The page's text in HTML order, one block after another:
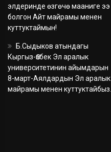
элдеринде өзгөчө мааниге ээ
болгон Айт майрамы менен
куттуктаймын!
Б.Сыдыков атындагы
Кыргыз-Өзбек Эл аралык
университетинин айымдарын
8-март-Аялдардын Эл аралык
майрамы менен куттуктайбыз.